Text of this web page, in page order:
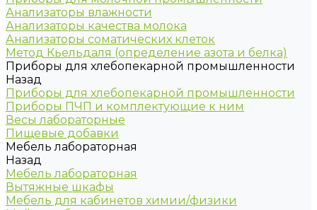
Анализаторы влажности
Анализаторы качества молока
Анализаторы соматических клеток
Метод Кьельдаля (определение азота и белка)
Приборы для хлебопекарной промышленности
Назад
Приборы для хлебопекарной промышленности
Приборы ПЧП и комплектующие к ним
Весы лабораторные
Пищевые добавки
Мебель лабораторная
Назад
Мебель лабораторная
Вытяжные шкафы
Мебель для кабинетов химии/физики